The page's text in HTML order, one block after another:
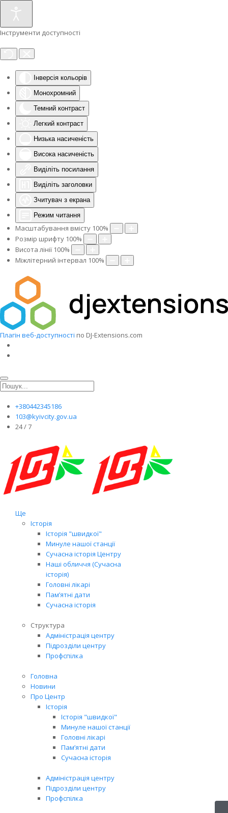
Інструменти доступності
Інверсія кольорів
Монохромний
Темний контраст
Легкий контраст
Низька насиченість
Висока насиченість
Виділіть посилання
Виділіть заголовки
Зчитувач з екрана
Режим читання
Масштабування вмісту 100%
Розмір шрифту 100%
Висота лінії 100%
Міжлітерний інтервал 100%
Плагін веб-доступності по DJ-Extensions.com
+380442345186
103@kyivcity.gov.ua
24 / 7
Ще
Історія
Історія "швидкої"
Минуле нашої станції
Сучасна історія Центру
Наші обличчя (Сучасна
історія)
Головні лікарі
Пам’ятні дати
Сучасна історія
Структура
Адміністрація центру
Підрозділи центру
Профспілка
Головна
Новини
Про Центр
Історія
Історія "швидкої"
Минуле нашої станції
Головні лікарі
Пам’ятні дати
Сучасна історія
Адміністрація центру
Підрозділи центру
Профспілка